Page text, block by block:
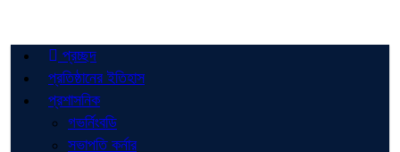
প্রচ্ছদ
প্রতিষ্ঠানের ইতিহাস
প্রশাসনিক
গভর্নিংবডি
সভাপতি কর্নার